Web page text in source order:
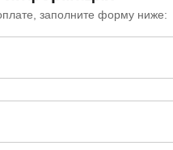
заполните форму ниже: